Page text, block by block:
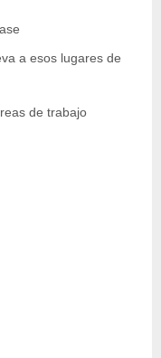
a esos lugares de
de trabajo